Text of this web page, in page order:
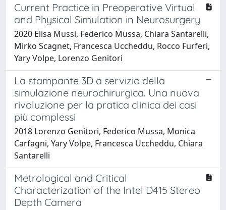
Current Practice in Preoperative Virtual
and Physical Simulation in Neurosurgery
2020 Elisa Mussi, Federico Mussa, Chiara Santarelli,
Mirko Scagnet, Francesca Uccheddu, Rocco Furferi,
Yary Volpe, Lorenzo Genitori
La stampante 3D a servizio della
simulazione neurochirurgica. Una nuova
rivoluzione per la pratica clinica dei casi
più complessi
2018 Lorenzo Genitori, Federico Mussa, Monica
Carfagni, Yary Volpe, Francesca Uccheddu, Chiara
Santarelli
Metrological and Critical
Characterization of the Intel D415 Stereo
Depth Camera